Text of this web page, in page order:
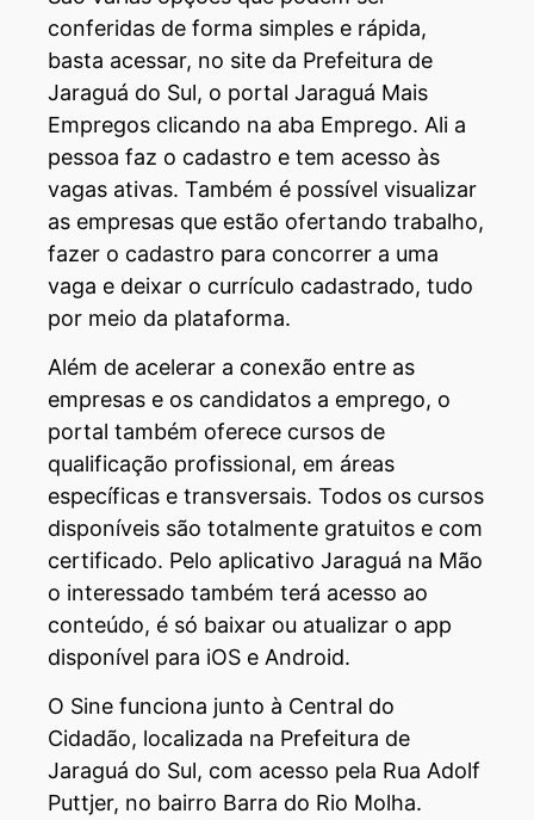
conferidas de forma simples e rápida,
basta acessar, no site da Prefeitura de
Jaraguá do Sul, o portal Jaraguá Mais
Empregos clicando na aba Emprego. Ali a
pessoa faz o cadastro e tem acesso às
vagas ativas. Também é possível visualizar
as empresas que estão ofertando trabalho,
fazer o cadastro para concorrer a uma
vaga e deixar o currículo cadastrado, tudo
por meio da plataforma.
Além de acelerar a conexão entre as
empresas e os candidatos a emprego, o
portal também oferece cursos de
qualificação profissional, em áreas
específicas e transversais. Todos os cursos
disponíveis são totalmente gratuitos e com
certificado. Pelo aplicativo Jaraguá na Mão
o interessado também terá acesso ao
conteúdo, é só baixar ou atualizar o app
disponível para iOS e Android.
O Sine funciona junto à Central do
Cidadão, localizada na Prefeitura de
Jaraguá do Sul, com acesso pela Rua Adolf
Puttjer, no bairro Barra do Rio Molha.